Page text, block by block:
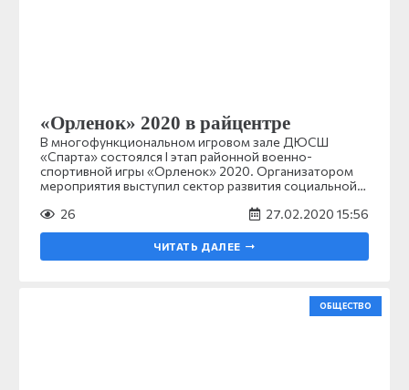
«Орленок» 2020 в райцентре
В многофункциональном игровом зале ДЮСШ
«Спарта» состоялся I этап районной военно-
спортивной игры «Орленок» 2020. Организатором
мероприятия выступил сектор развития социальной…
26
27.02.2020 15:56
ЧИТАТЬ ДАЛЕЕ
ОБЩЕСТВО